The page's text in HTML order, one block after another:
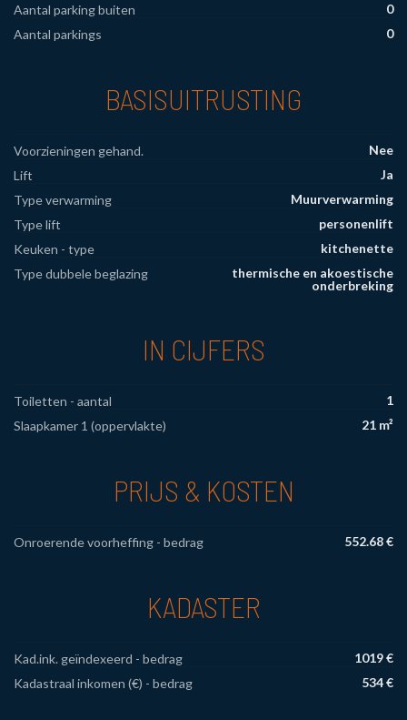
Aantal parking buiten
0
Aantal parkings
0
BASISUITRUSTING
Voorzieningen gehand.
Nee
Lift
Ja
Type verwarming
Muurverwarming
Type lift
personenlift
Keuken - type
kitchenette
Type dubbele beglazing
thermische en akoestische
onderbreking
IN CIJFERS
Toiletten - aantal
1
Slaapkamer 1 (oppervlakte)
21 m²
PRIJS & KOSTEN
Onroerende voorheffing - bedrag 552.68 €
KADASTER
Kad.ink. geïndexeerd - bedrag
1019 €
Kadastraal inkomen (€) - bedrag
534 €